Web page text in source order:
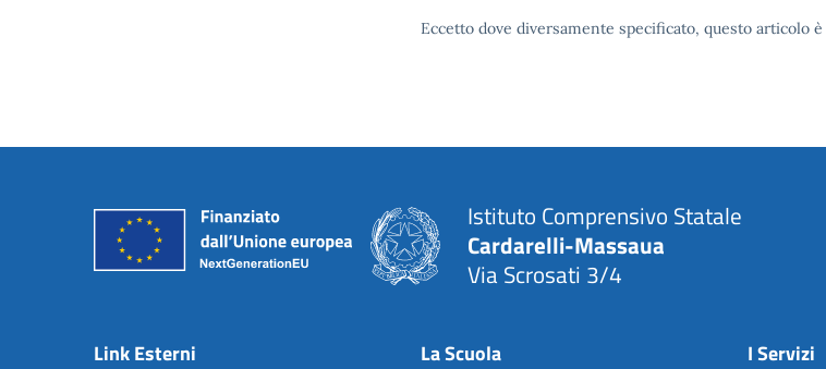
Eccetto dove diversamente specificato, questo articolo
Istituto Comprensivo Statale
Cardarelli-Massaua
Via Scrosati 3/4
Link Esterni La Scuola I Servizi